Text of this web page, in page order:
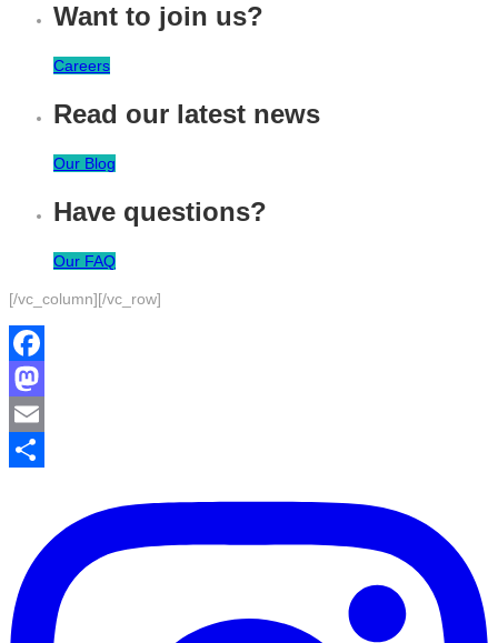
Want to join us?
Careers
Read our latest news
Our Blog
Have questions?
Our FAQ
[/vc_column][/vc_row]
Facebook
Mastodon
Email